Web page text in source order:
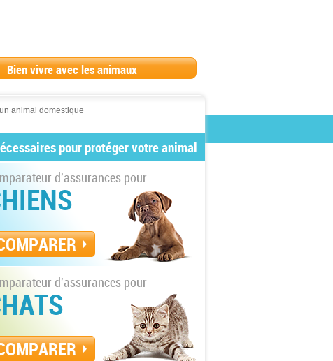
Bien vivre avec les animaux
animal domestique
pour protéger votre animal
d'assurances pour
d'assurances pour